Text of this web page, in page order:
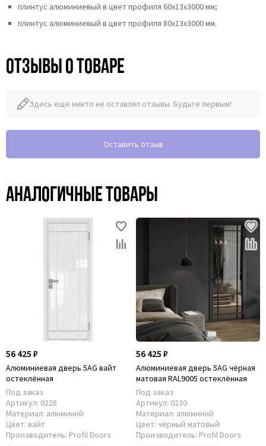
плинтус алюминиевый в цвет профиля 60х13х3000 мм;
плинтус алюминиевый в цвет профиля 80х13х3000 мм.
Отзывы о товаре
Здесь еще никто не оставлял отзывы. Будьте первым!
Оставить отзыв
Аналогичные товары
56 425 ₽
Алюминиевая дверь 5AG вайт
остеклённая
Под заказ
Артикул: 0228
Материал: алюминий
Цвет: вайт
Производитель: Profil Doors
56 425 ₽
Алюминиевая дверь 5AG чёрная
матовая RAL9005 остеклённая
Под заказ
Артикул: 0230
Материал: алюминий
Цвет: чёрный матовый
Производитель: Profil Doors